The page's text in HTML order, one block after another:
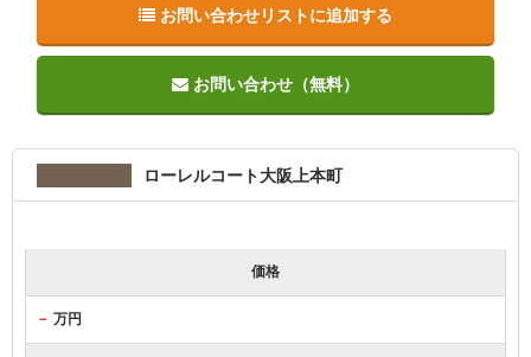
お問い合わせリストに追加する
お問い合わせ（無料）
ローレルコート大阪上本町
価格
－ 万円